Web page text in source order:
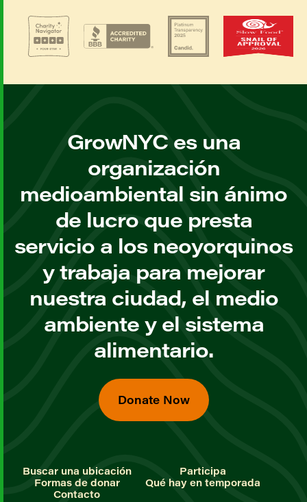
GrowNYC es una
organización
medioambiental sin ánimo
de lucro que presta
servicio a los neoyorquinos
y trabaja para mejorar
nuestra ciudad, el medio
ambiente y el sistema
alimentario.
Donate Now
Buscar una ubicación
Participa
Formas de donar
Qué hay en temporada
Contacto